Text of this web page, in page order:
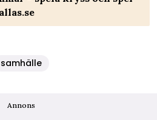
samhälle
Annons